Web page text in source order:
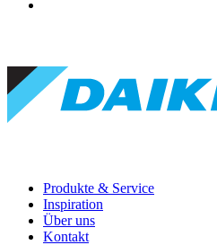
Produkte & Service
Inspiration
Über uns
Kontakt